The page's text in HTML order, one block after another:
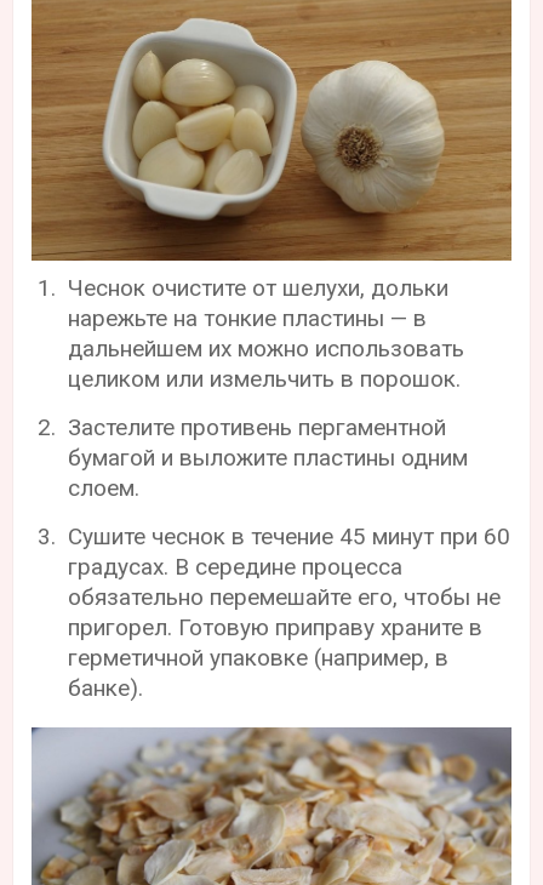
Чеснок очистите от шелухи, дольки
нарежьте на тонкие пластины — в
дальнейшем их можно использовать
целиком или измельчить в порошок.
Застелите противень пергаментной
бумагой и выложите пластины одним
слоем.
Сушите чеснок в течение 45 минут при 60
градусах. В середине процесса
обязательно перемешайте его, чтобы не
пригорел. Готовую приправу храните в
герметичной упаковке (например, в
банке).